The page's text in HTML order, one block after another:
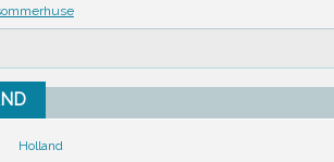
Holland